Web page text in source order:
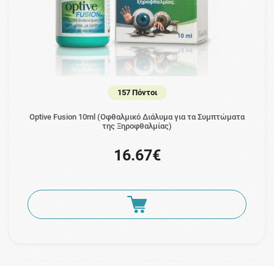
157 Πόντοι
Optive Fusion 10ml (Οφθαλμικό Διάλυμα για τα Συμπτώματα
της Ξηροφθαλμίας)
16.67€